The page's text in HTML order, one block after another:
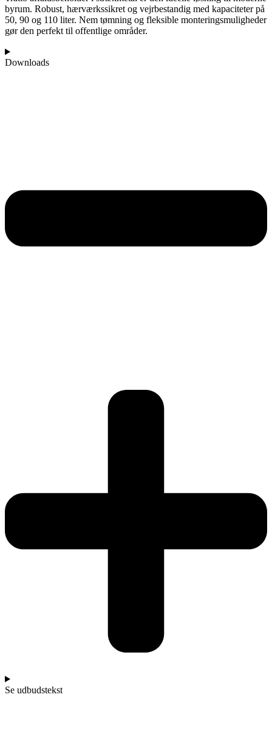
byrum. Robust, hærværkssikret og vejrbestandig med kapaciteter på
50, 90 og 110 liter. Nem tømning og fleksible monteringsmuligheder
gør den perfekt til offentlige områder.
Downloads
Se udbudstekst